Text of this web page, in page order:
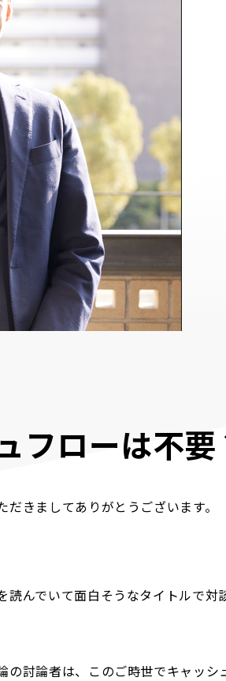
フローは不要
きましてありがとうございます。
読んでいて面白そうなタイトルで対
の討論者は、このご時世でキャッ